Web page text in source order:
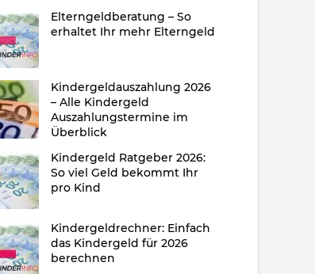
Elterngeldberatung – So
erhaltet Ihr mehr Elterngeld
Kindergeldauszahlung 2026
– Alle Kindergeld
Auszahlungstermine im
Überblick
Kindergeld Ratgeber 2026:
So viel Geld bekommt Ihr
pro Kind
Kindergeldrechner: Einfach
das Kindergeld für 2026
berechnen